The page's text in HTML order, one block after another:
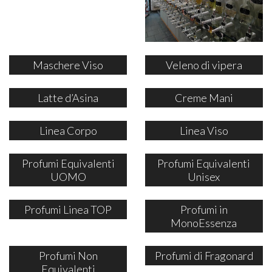
Maschere Viso Veleno di vipera
Latte d’Asina Creme Mani
Linea Corpo Linea Viso
Profumi Equivalenti
UOMO
Profumi Equivalenti
Unisex
Profumi Linea TOP
Profumi in
MonoEssenza
Profumi Non
Equivalenti
Profumi di Fragonard